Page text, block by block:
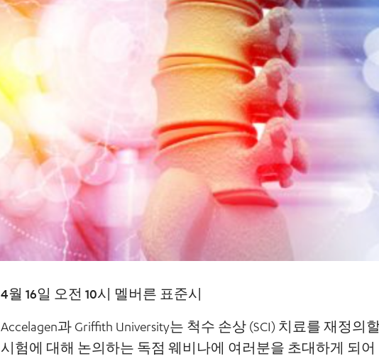
4월 16일 오전 10시 멜버른 표준시
Accelagen과 Griffith University는 척수 손상 (SCI) 치료를 재정
시험에 대해 논의하는 독점 웨비나에 여러분을 초대하게 되